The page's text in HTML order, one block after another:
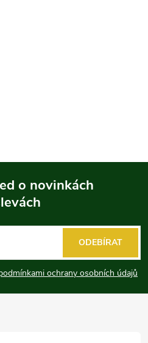
o novinkách
ochrany osobních údajů
ODEBÍRAT